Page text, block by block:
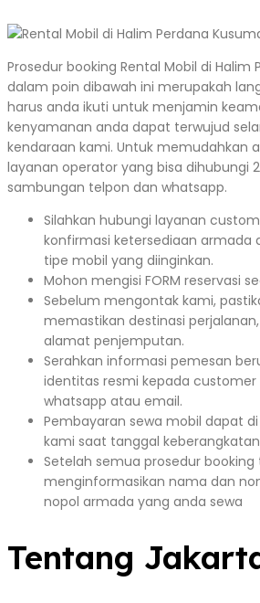
Prosedur booking Rental Mobil di Halim
dalam poin dibawah ini merupakah
harus anda ikuti untuk menjamin
kenyamanan anda dapat terwujud
kendaraan kami. Untuk memudahkan
layanan operator yang bisa dihubungi
sambungan telpon dan whatsapp.
Silahkan hubungi layanan
konfirmasi ketersediaan armada
tipe mobil yang diinginkan.
Mohon mengisi FORM reservasi
Sebelum mengontak kami,
memastikan destinasi
alamat penjemputan.
Serahkan informasi pemesan
identitas resmi kepada customer
whatsapp atau email.
Pembayaran sewa mobil dapat
kami saat tanggal
Setelah semua prosedur
menginformasikan nama dan
nopol armada yang anda sewa
Tentang